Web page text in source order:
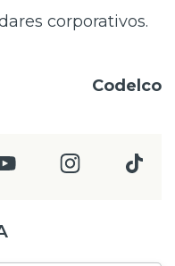
corporativos.
Codelco